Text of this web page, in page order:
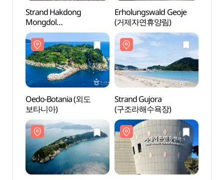
Strand Hakdong
Mongdol
(학동흑진주몽돌해변)
Erholungswald Geoje
(거제자연휴양림)
Oedo-Botania (외도
보타니아)
Strand Gujora
(구조라해수욕장)